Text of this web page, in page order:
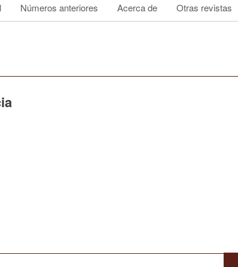
Números anteriores Acerca de Otras revistas